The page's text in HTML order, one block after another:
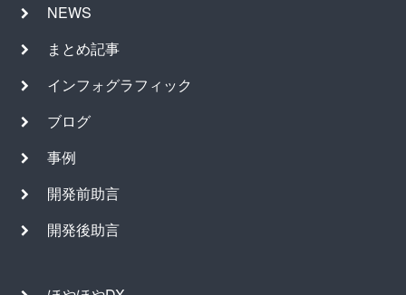
NEWS
まとめ記事
インフォグラフィック
ブログ
事例
開発前助言
開発後助言